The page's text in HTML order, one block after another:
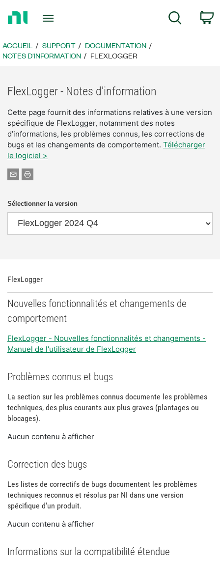
page
d’accueil
ACCUEIL SUPPORT
DOCUMENTATION
NOTES D'INFORMATION
FLEXLOGGER
FlexLogger - Notes d'information
Cette page fournit des informations relatives à une version
spécifique de FlexLogger, notamment des notes
d’informations, les problèmes connus, les corrections de
bugs et les changements de comportement. Télécharger
le logiciel >
Sélectionner la version
FlexLogger
Nouvelles fonctionnalités et changements de
comportement
FlexLogger - Nouvelles fonctionnalités et changements -
Manuel de l'utilisateur de FlexLogger
Problèmes connus et bugs
La section sur les problèmes connus documente les problèmes
techniques, des plus courants aux plus graves (plantages ou
blocages).
Aucun contenu à afficher
Correction des bugs
Les listes de correctifs de bugs documentent les problèmes
techniques reconnus et résolus par NI dans une version
spécifique d'un produit.
Aucun contenu à afficher
Informations sur la compatibilité étendue